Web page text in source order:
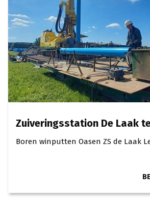
Zuiveringsstation De Laak
Boren winputten Oasen ZS de Laak